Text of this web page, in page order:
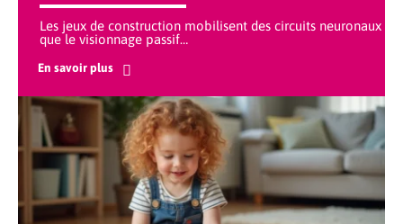
Les jeux de construction mobilisent des circuits neuronaux
que le visionnage passif…
En savoir plus